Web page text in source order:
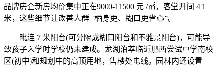
品牌房企新房均价集中正在9000-11500 元 /㎡，客堂开间 4.1
米，这些细节让改善人群 “栖身更、糊口更省心”。
毗连 7 米阳台(可分隔成糊口阳台和不雅景阳台)，可能导
致孩子入学时学校仍未建成。龙湖泊萃临近肥西尝试中学南校
区(初中)和规划中的高顶用地，售楼处电线。园林内还设置